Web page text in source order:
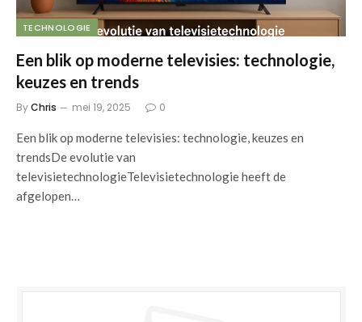
TECHNOLOGIE
Een blik op moderne televisies: technologie,
keuzes en trends
ByChris mei 19, 2025 0
Een blik op moderne televisies: technologie, keuzes en
trendsDe evolutie van
televisietechnologieTelevisietechnologie heeft de
afgelopen…